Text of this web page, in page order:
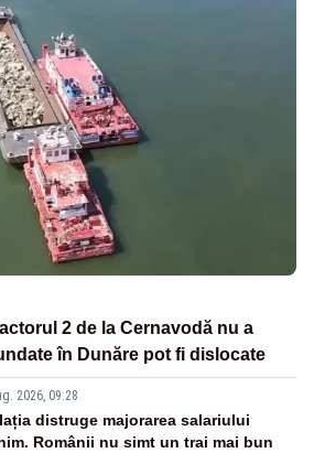
2 de la Cernavodă nu a
în Dunăre pot fi dislocate
2026, 09:28
distruge majorarea salariului
Românii nu simt un trai mai bun